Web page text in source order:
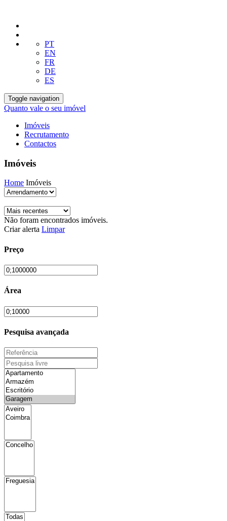
PT
EN
FR
DE
ES
Toggle navigation
Quanto vale o seu imóvel
Imóveis
Recrutamento
Contactos
Imóveis
Home Imóveis
Não foram encontrados imóveis.
Criar alerta Limpar
Preço
Área
Pesquisa avançada